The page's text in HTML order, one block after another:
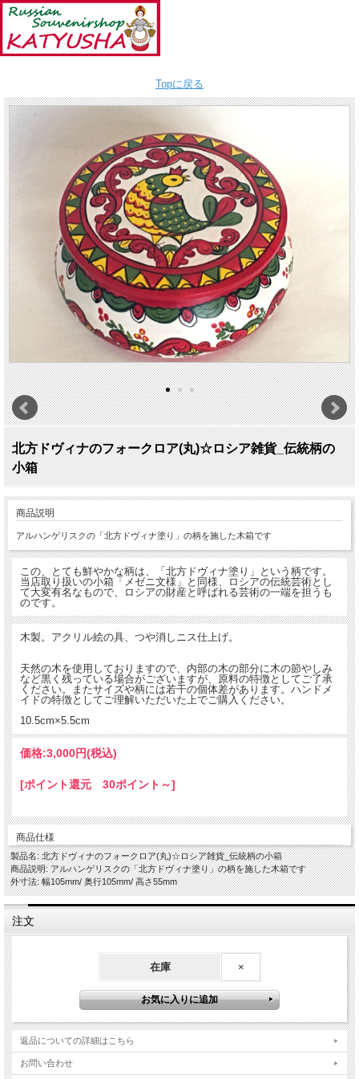
Topに戻る
北方ドヴィナのフォークロア(丸)☆ロシア雑貨_伝統柄の
小箱
商品説明
アルハンゲリスクの「北方ドヴィナ塗り」の柄を施した木箱です
この、とても鮮やかな柄は、「北方ドヴィナ塗り」という柄です。
当店取り扱いの小箱「メゼニ文様」と同様、ロシアの伝統芸術とし
て大変有名なもので、ロシアの財産と呼ばれる芸術の一端を担うも
のです。
木製。アクリル絵の具、つや消しニス仕上げ。
天然の木を使用しておりますので、内部の木の部分に木の節やしみ
など黒く残っている場合がございますが、原料の特徴としてご了承
ください。またサイズや柄には若干の個体差があります。ハンドメ
イドの特徴としてご理解いただいた上でご購入ください。
10.5cm×5.5cm
価格:3,000円(税込)
[ポイント還元 30ポイント～]
商品仕様
製品名: 北方ドヴィナのフォークロア(丸)☆ロシア雑貨_伝統柄の小箱
商品説明: アルハンゲリスクの「北方ドヴィナ塗り」の柄を施した木箱です
外寸法: 幅105mm/ 奥行105mm/ 高さ55mm
注文
在庫 ×
返品についての詳細はこちら
お問い合わせ